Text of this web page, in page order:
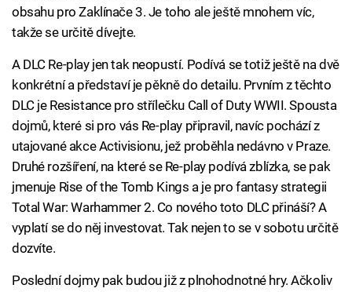
obsahu pro Zaklínače 3. Je toho ale ještě mnohem víc,
takže se určitě dívejte.
A DLC Re-play jen tak neopustí. Podívá se totiž ještě na dvě
konkrétní a představí je pěkně do detailu. Prvním z těchto
DLC je Resistance pro střílečku Call of Duty WWII. Spousta
dojmů, které si pro vás Re-play připravil, navíc pochází z
utajované akce Activisionu, jež proběhla nedávno v Praze.
Druhé rozšíření, na které se Re-play podívá zblízka, se pak
jmenuje Rise of the Tomb Kings a je pro fantasy strategii
Total War: Warhammer 2. Co nového toto DLC přináší? A
vyplatí se do něj investovat. Tak nejen to se v sobotu určitě
dozvíte.
Poslední dojmy pak budou již z plnohodnotné hry. Ačkoliv